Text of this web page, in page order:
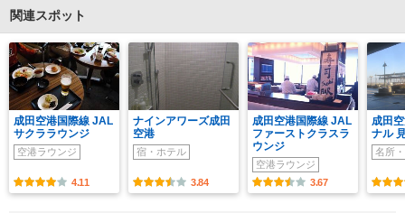
関連スポット
成田空港国際線 JAL
サクララウンジ
空港ラウンジ
4.11
ナインアワーズ成田
空港
宿・ホテル
3.84
成田空港国際線 JAL
ファーストクラスラ
ウンジ
空港ラウンジ
3.67
成田
ナル
名所